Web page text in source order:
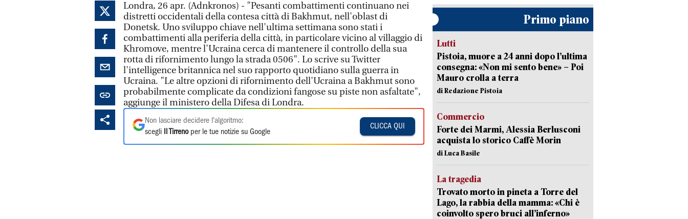
Londra, 26 apr. (Adnkronos) - "Pesanti combattimenti continuano nei
distretti occidentali della contesa città di Bakhmut, nell'oblast di
Donetsk. Uno sviluppo chiave nell'ultima settimana sono stati i
combattimenti alla periferia della città, in particolare vicino al villaggio di
Khromove, mentre l'Ucraina cerca di mantenere il controllo della sua
rotta di rifornimento lungo la strada 0506". Lo scrive su Twitter
l'intelligence britannica nel suo rapporto quotidiano sulla guerra in
Ucraina. "Le altre opzioni di rifornimento dell'Ucraina a Bakhmut sono
probabilmente complicate da condizioni fangose ​​su piste non asfaltate",
aggiunge il ministero della Difesa di Londra.
Non lasciare decidere l'algoritmo:
scegli
Il Tirrenoper le tue notizie su Google
CLICCA QUI
Primo piano
Lutti
Pistoia, muore a 24 anni dopo l’ultima
consegna: «Non mi sento bene» – Poi
Mauro crolla a terra
di Redazione Pistoia
Commercio
Forte dei Marmi, Alessia Berlusconi
acquista lo storico Caffè Morin
di Luca Basile
La tragedia
Trovato morto in pineta a Torre del
Lago, la rabbia della mamma: «Chi è
coinvolto spero bruci all’inferno»